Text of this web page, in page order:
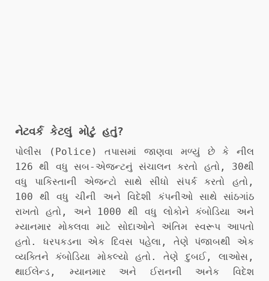
નેટવર્ક કેટલું મોટું હતું?
પોલીસ (Police) તપાસમાં જાણવા મળ્યું છે કે નીલ
126 થી વધુ સબ-એજન્ટનું સંચાલન કરતો હતો, 30થી
વધુ પાકિસ્તાની એજન્ટો સાથે સીધો સંપર્ક કરતો હતો,
100 થી વધુ ચીની અને વિદેશી કંપનીઓ સાથે સાંઠગાંઠ
રાખતો હતો, અને 1000 થી વધુ લોકોને કંબોડિયા અને
મ્યાનમાર મોકલવા માટે સોદાઓને અંતિમ સ્વરૂપ આપતો
હતો. ધરપકડના એક દિવસ પહેલા, તેણે પંજાબથી એક
વ્યક્તિને કંબોડિયા મોકલ્યો હતો. તેણે દુબઈ, લાઓસ,
થાઈલેન્ડ, મ્યાનમાર અને ઈરાનની અનેક વિદેશ